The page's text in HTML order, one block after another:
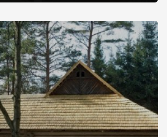
Частина декоративних елементів –
взагалі. Це довелося не просто
заново. Крім того, двері на Франка,